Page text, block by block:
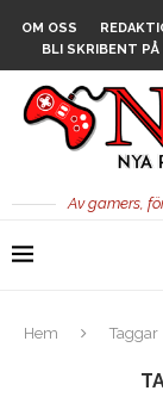
OM OSS
BLI SKRIBENT PÅ
Av gamers,
Hem Taggar